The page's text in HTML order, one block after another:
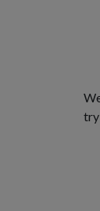
try